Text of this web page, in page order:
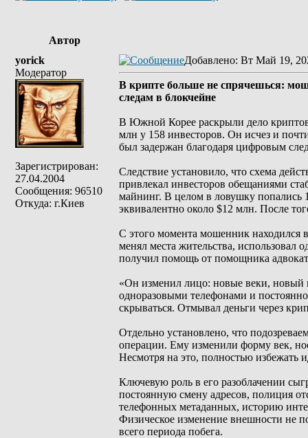
Автор
yorick
Модератор
Зарегистрирован:
27.04.2004
Сообщения: 96510
Откуда: г.Киев
Добавлено: Вт Май 19,
В крипте больше не спрячешься:
следам в блокчейне
В Южной Корее раскрыли дело
млн у 158 инвесторов. Он исчез и
был задержан благодаря цифровым
Следствие установило, что схема
привлекал инвесторов обещаниями
майнинг. В целом в ловушку попались
эквивалентно около $12 млн. После
С этого момента мошенник находился
менял места жительства,
получил помощь от помощника
«Он изменил лицо: новые веки, новый
одноразовыми телефонами и
скрываться. Отмывал деньги через
Отдельно установлено, что
операции. Ему изменили форму век,
Несмотря на это, полностью избежать
Ключевую роль в его разоблачении
постоянную смену адресов, полиция
телефонных метаданных, историю
Физическое изменение внешности не
всего периода побега.